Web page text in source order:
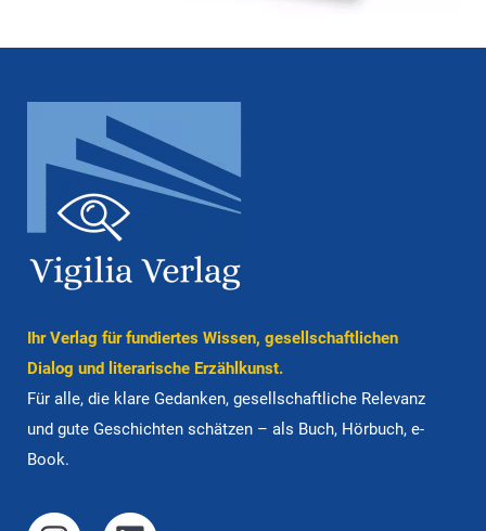
Ihr Verlag für fun­diertes Wissen, gesell­schaft­lichen
Dialog und lite­ra­ri­sche Er­zähl­kunst.
Für alle, die klare Ge­dan­ken, gesell­schaft­liche Rele­vanz
und gute Ge­schich­ten schätzen – als Buch, Hörbuch, e-
Book.